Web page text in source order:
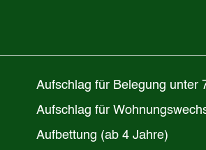
Aufschlag für
Aufschlag für
Aufbettung